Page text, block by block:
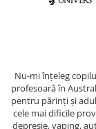
Cera
Editura Aramis
Editura Arthur
Nu-mi înţeleg
profesoară în
pentru părinţi şi
cele mai dificile
depresie, vaping,